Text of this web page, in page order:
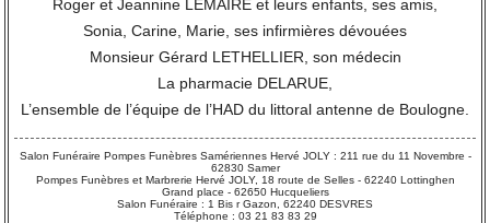
Roger et Jeannine LEMAIRE et leurs enfants, ses amis,
Sonia, Carine, Marie, ses infirmières dévouées
Monsieur Gérard LETHELLIER, son médecin
La pharmacie DELARUE,
L’ensemble de l’équipe de l’HAD du littoral antenne de Boulogne.
Salon Funéraire Pompes Funèbres Samériennes Hervé JOLY : 211 rue du 11 Novembre -
62830 Samer
Pompes Funèbres et Marbrerie Hervé JOLY, 18 route de Selles - 62240 Lottinghen
Grand place - 62650 Hucqueliers
Salon Funéraire : 1 Bis r Gazon, 62240 DESVRES
Téléphone : 03 21 83 83 29